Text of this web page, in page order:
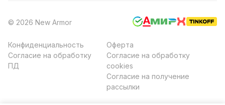
© 2026 New Armor
Конфиденциальность
Согласие на обработку
ПД
Оферта
Согласие на обработку
cookies
Согласие на получение
рассылки